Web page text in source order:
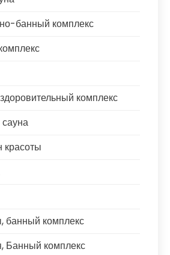
банный комплекс
комплекс
красоты
банный комплекс
Банный комплекс